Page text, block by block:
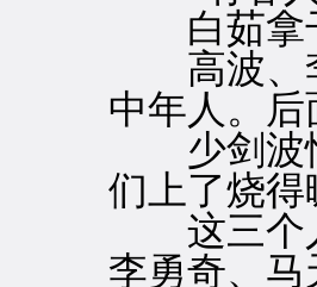
白茹拿
高波、李
中年人。
少剑波忙
们上了烧
这三个人
李勇奇、